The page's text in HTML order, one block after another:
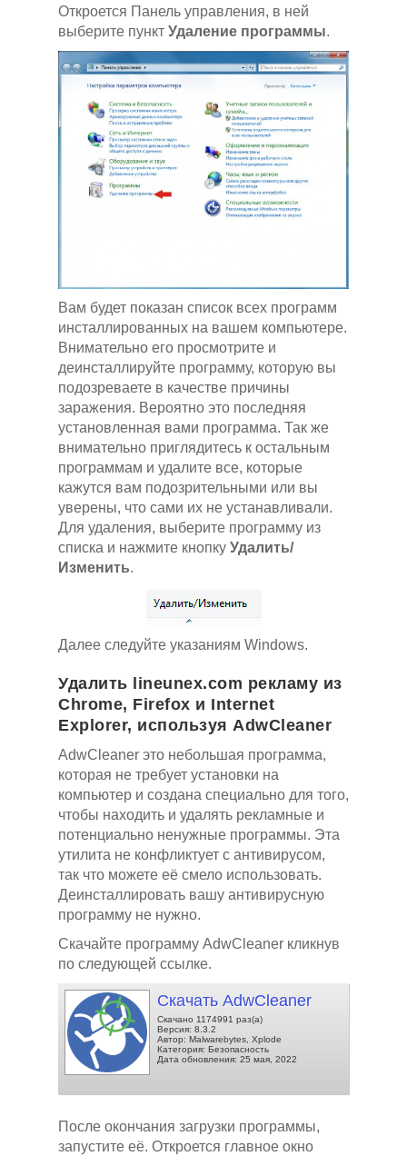
Откроется Панель управления, в ней
выберите пункт Удаление программы.
Вам будет показан список всех программ
инсталлированных на вашем компьютере.
Внимательно его просмотрите и
деинсталлируйте программу, которую вы
подозреваете в качестве причины
заражения. Вероятно это последняя
установленная вами программа. Так же
внимательно приглядитесь к остальным
программам и удалите все, которые
кажутся вам подозрительными или вы
уверены, что сами их не устанавливали.
Для удаления, выберите программу из
списка и нажмите кнопку Удалить/
Изменить.
Далее следуйте указаниям Windows.
Удалить lineunex.com рекламу из
Chrome, Firefox и Internet
Explorer, используя AdwCleaner
AdwCleaner это небольшая программа,
которая не требует установки на
компьютер и создана специально для того,
чтобы находить и удалять рекламные и
потенциально ненужные программы. Эта
утилита не конфликтует с антивирусом,
так что можете её смело использовать.
Деинсталлировать вашу антивирусную
программу не нужно.
Скачайте программу AdwCleaner кликнув
по следующей ссылке.
Скачать AdwCleaner
Скачано 1174991 раз(а)
Версия: 8.3.2
Автор: Malwarebytes, Xplode
Категория: Безопасность
Дата обновления: 25 мая, 2022
После окончания загрузки программы,
запустите её. Откроется главное окно